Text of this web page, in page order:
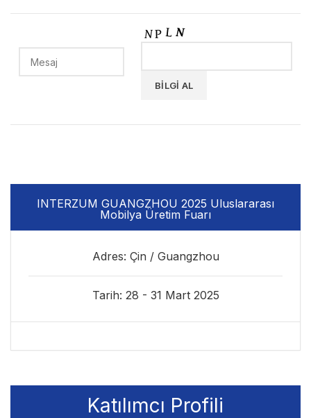
INTERZUM GUANGZHOU 2025 Uluslararası
Mobilya Üretim Fuarı
Adres: Çin / Guangzhou
Tarih: 28 - 31 Mart 2025
Katılımcı Profili